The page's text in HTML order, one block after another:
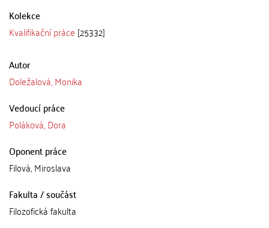
Kolekce
Kvalifikační práce [25332]
Autor
Doležalová, Monika
Vedoucí práce
Poláková, Dora
Oponent práce
Filová, Miroslava
Fakulta / součást
Filozofická fakulta